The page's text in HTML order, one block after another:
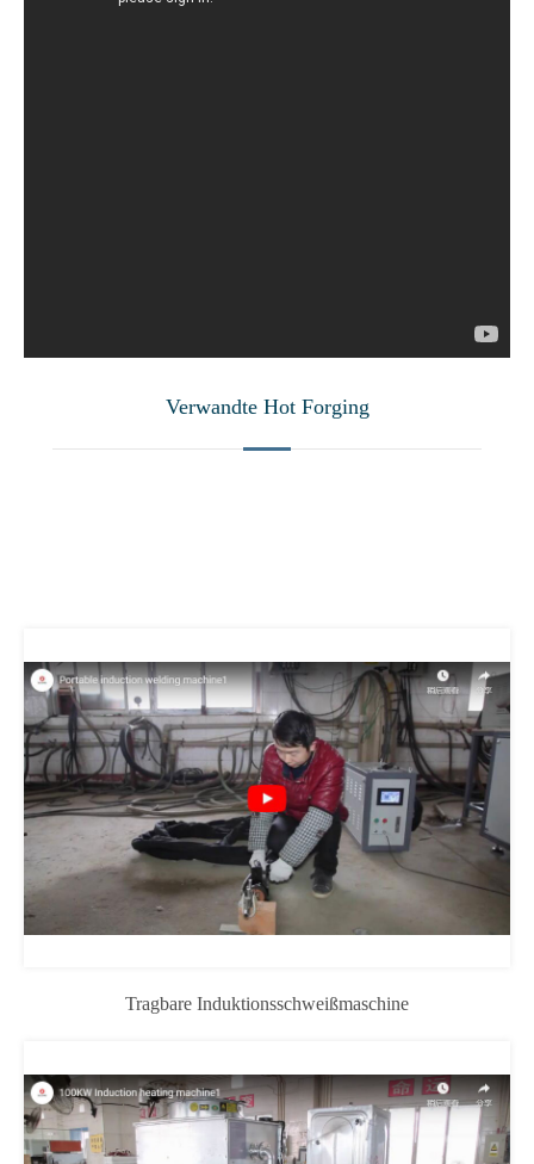
Verwandte Hot Forging
Tragbare Induktionsschweißmaschine